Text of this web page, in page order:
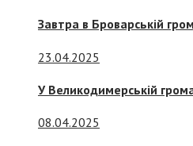
Завтра в Броварській
23.04.2025
У Великодимерській
08.04.2025